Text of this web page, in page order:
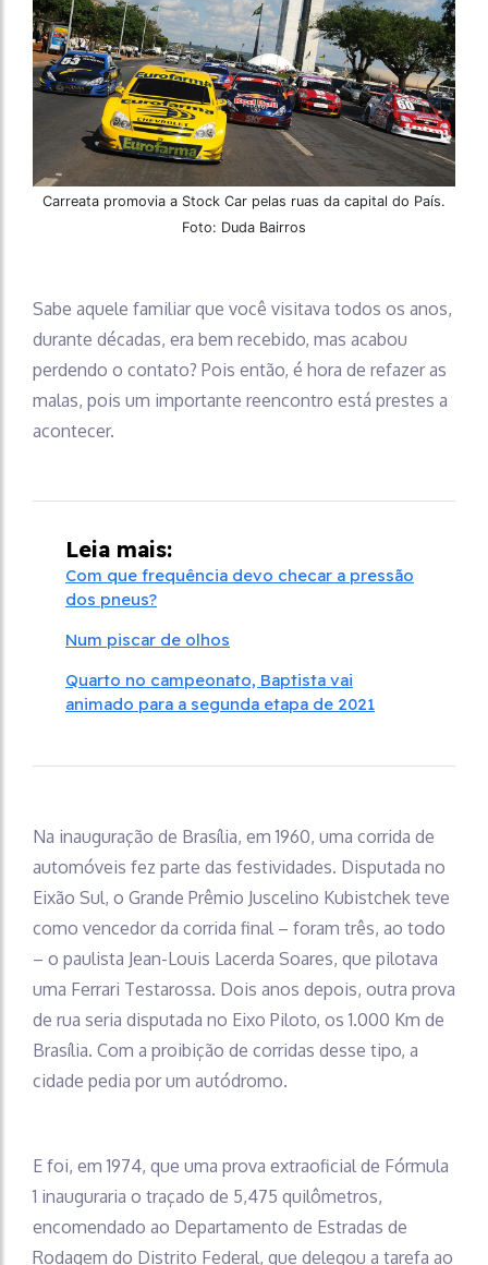
Carreata promovia a Stock Car pelas ruas da capital do País.
Foto: Duda Bairros
Sabe aquele familiar que você visitava todos os anos,
durante décadas, era bem recebido, mas acabou
perdendo o contato? Pois então, é hora de refazer as
malas, pois um importante reencontro está prestes a
acontecer.
Leia mais:
Com que frequência devo checar a pressão
dos pneus?
Num piscar de olhos
Quarto no campeonato, Baptista vai
animado para a segunda etapa de 2021
Na inauguração de Brasília, em 1960, uma corrida de
automóveis fez parte das festividades. Disputada no
Eixão Sul, o Grande Prêmio Juscelino Kubistchek teve
como vencedor da corrida final – foram três, ao todo
– o paulista Jean-Louis Lacerda Soares, que pilotava
uma Ferrari Testarossa. Dois anos depois, outra prova
de rua seria disputada no Eixo Piloto, os 1.000 Km de
Brasília. Com a proibição de corridas desse tipo, a
cidade pedia por um autódromo.
E foi, em 1974, que uma prova extraoficial de Fórmula
1 inauguraria o traçado de 5,475 quilômetros,
encomendado ao Departamento de Estradas de
Rodagem do Distrito Federal, que delegou a tarefa ao